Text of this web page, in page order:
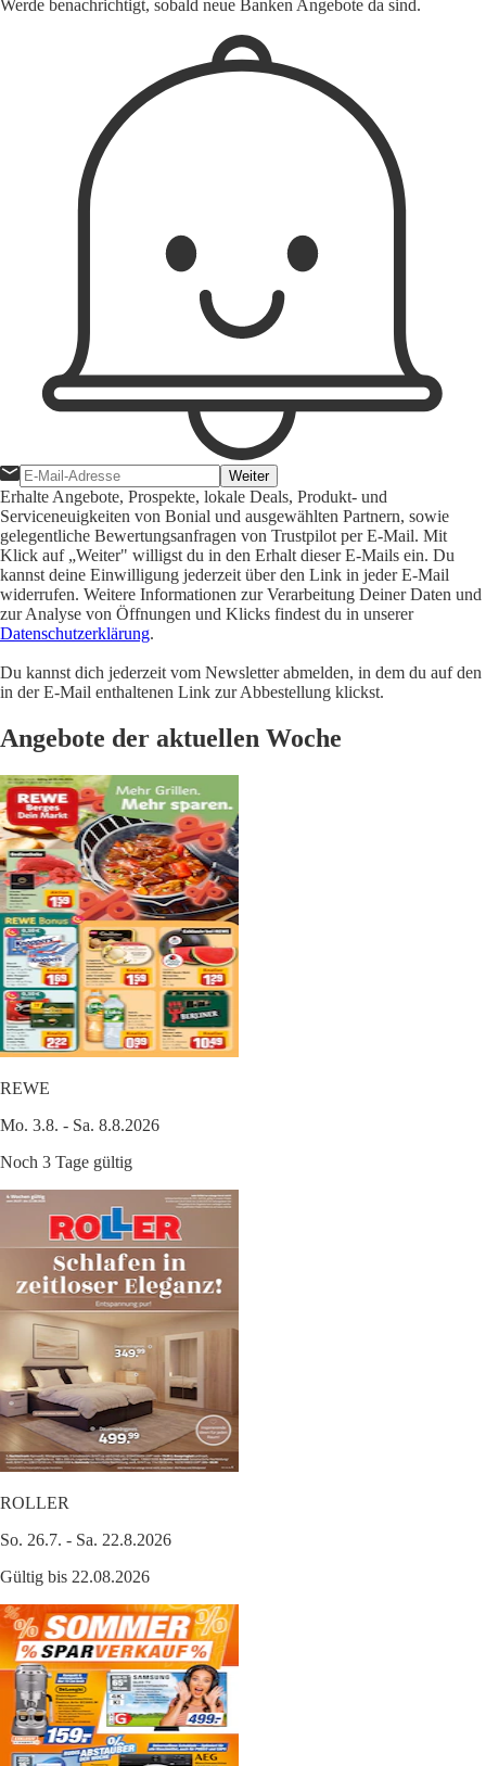
Werde benachrichtigt, sobald neue Banken Angebote da sind.
Weiter
Erhalte Angebote, Prospekte, lokale Deals, Produkt- und
Serviceneuigkeiten von Bonial und ausgewählten Partnern, sowie
gelegentliche Bewertungsanfragen von Trustpilot per E-Mail. Mit
Klick auf „Weiter" willigst du in den Erhalt dieser E-Mails ein. Du
kannst deine Einwilligung jederzeit über den Link in jeder E-Mail
widerrufen. Weitere Informationen zur Verarbeitung Deiner Daten und
zur Analyse von Öffnungen und Klicks findest du in unserer
Datenschutzerklärung.
Du kannst dich jederzeit vom Newsletter abmelden, in dem du auf den
in der E-Mail enthaltenen Link zur Abbestellung klickst.
Angebote der aktuellen Woche
REWE
Mo. 3.8. - Sa. 8.8.2026
Noch 3 Tage gültig
ROLLER
So. 26.7. - Sa. 22.8.2026
Gültig bis 22.08.2026